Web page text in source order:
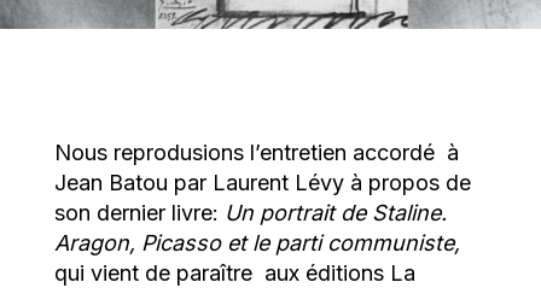
Nous reprodusions l’entretien accordé à
Jean Batou par Laurent Lévy à propos de
son dernier livre: Un portrait de Staline.
Aragon, Picasso et le parti communiste,
qui vient de paraître aux éditions La